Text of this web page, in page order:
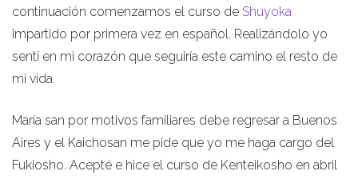
continuación comenzamos el curso de Shuyoka
impartido por primera vez en español. Realizándolo yo
sentí en mi corazón que seguiría este camino el resto de
mi vida.
María san por motivos familiares debe regresar a Buenos
Aires y el Kaichosan me pide que yo me haga cargo del
Fukiosho. Acepté e hice el curso de Kenteikosho en abril